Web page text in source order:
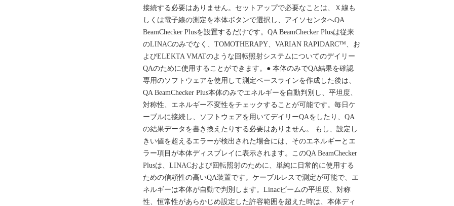
接続する必要はありません。セットアップで必要なことは、Ｘ線も
しくは電子線の測定を本体ボタンで選択し、アイソセンタへQA
BeamChecker Plusを設置するだけです。QA BeamChecker Plusは従来
のLINACのみでなく、TOMOTHERAPY、VARIAN RAPIDARC™、お
よびELEKTA VMATのような回転照射システムについてのデイリー
QAのために使用することができます。● 本体のみでQA結果を確認
専用のソフトウェアを使用して測定ベースラインを作成した後は、
QA BeamChecker Plus本体のみでエネルギーを自動判別し、平坦度、
対称性、エネルギー不変性をチェックすることが可能です。毎日ケ
ーブルに接続し、ソフトウェアを用いてデイリーQAをしたり、QA
の結果データを書き換えたりする必要はありません。 もし、設定し
きい値を超えるエラーが検出された場合には、そのエネルギーとエ
ラー項目が本体ディスプレイに表示されます。このQA BeamChecker
Plusは、LINACおよび回転照射のために、単純に日常的に使用する
ための信頼性の高いQA装置です。ケーブルレスで測定が可能で、エ
ネルギーは本体が自動で判別します。Linacビームの平坦度、対称
性、恒常性があらかじめ設定した許容範囲を超えた時は、本体ディ